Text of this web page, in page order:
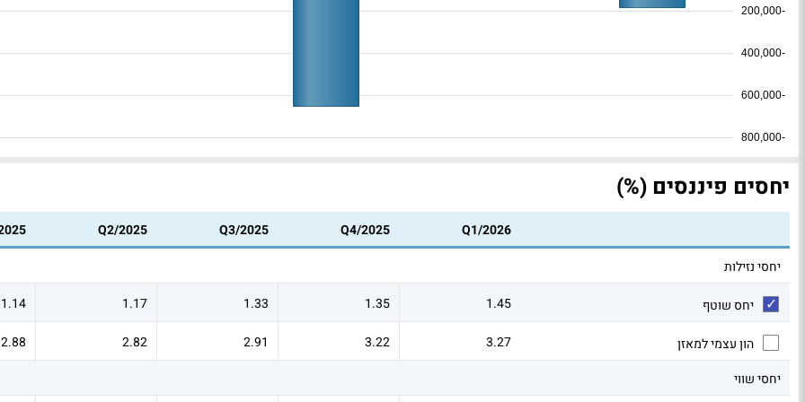
-800,000
-600,000
-400,000
-200,000
יחסים פיננסים (%)
Q1/2026
Q4/2025
Q3/2025
Q2/2025
יחסי נזילות
יחס שוטף 1.45
1.35
1.33
1.17
1.14
הון עצמי למאזן 3.27
3.22
2.91
2.82
2.88
יחסי שווי